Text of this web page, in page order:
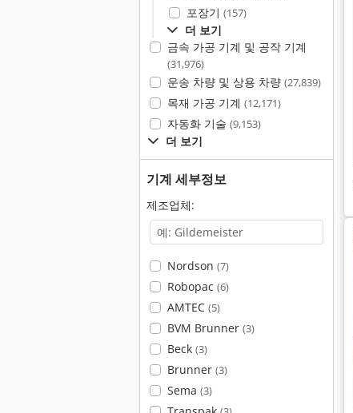
포장기 (157)
더 보기
금속 가공 기계 및 공작 기계
(31,976)
운송 차량 및 상용 차량 (27,839)
목재 가공 기계 (12,171)
자동화 기술 (9,153)
더 보기
기계 세부정보
제조업체:
Nordson (7)
Robopac (6)
AMTEC (5)
BVM Brunner (3)
Beck (3)
Brunner (3)
Sema (3)